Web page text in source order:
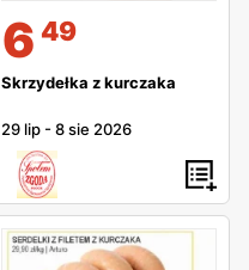
6 49
Skrzydełka z kurczaka
29 lip -8 sie 2026